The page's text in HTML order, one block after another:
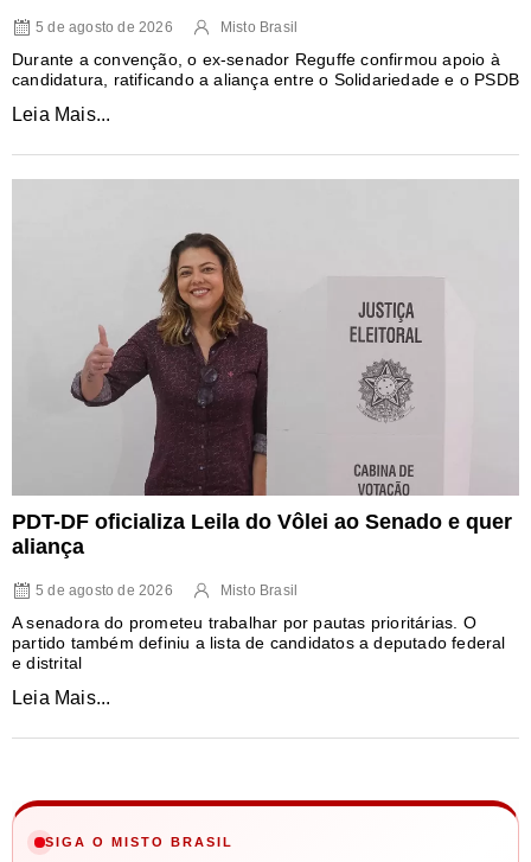
5 de agosto de 2026 Misto Brasil
Durante a convenção, o ex-senador Reguffe confirmou apoio à
candidatura, ratificando a aliança entre o Solidariedade e o PSDB
Leia Mais...
PDT-DF oficializa Leila do Vôlei ao Senado e quer
aliança
5 de agosto de 2026 Misto Brasil
A senadora do prometeu trabalhar por pautas prioritárias. O
partido também definiu a lista de candidatos a deputado federal
e distrital
Leia Mais...
SIGA O MISTO BRASIL